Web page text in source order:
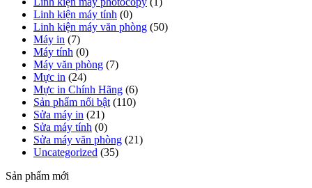
Linh kiện máy tính (0)
Linh kiện máy văn phòng (50)
Máy in (7)
Máy tính (0)
Máy văn phòng (7)
Mực in (24)
Mực in Chính Hãng (6)
Sản phẩm nổi bật (110)
Sửa máy in (21)
Sửa máy tính (0)
Sửa máy văn phòng (21)
Uncategorized (35)
Sản phẩm mới